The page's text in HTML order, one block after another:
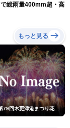
で総雨量400mm超・高波
もっと見る
第79回木更津港まつり花火大会